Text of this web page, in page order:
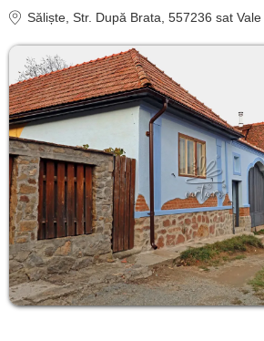
Săliște , Str. După Brata, 557236 sat Vale